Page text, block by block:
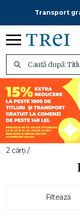
Transport
2 cărți /
Filtează